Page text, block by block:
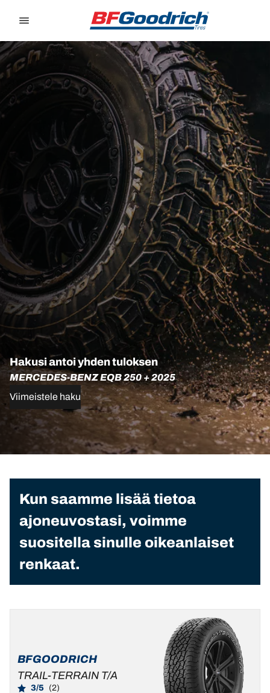
Hakusi antoi yhden tuloksen
MERCEDES-BENZ EQB 250 + 2025
Viimeistele haku
Kun saamme lisää tietoa
ajoneuvostasi, voimme
suositella sinulle oikeanlaiset
renkaat.
BFGOODRICH
TRAIL-TERRAIN T/A
3/5 (2)